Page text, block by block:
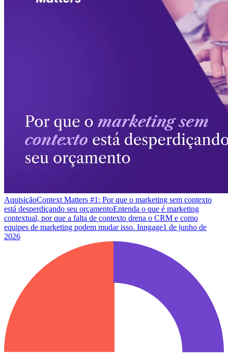
AquisiçãoContext Matters #1: Por que o marketing sem contexto
está desperdiçando seu orçamentoEntenda o que é marketing
contextual, por que a falta de contexto drena o CRM e como
equipes de marketing podem mudar isso. Inngage1 de junho de
2026